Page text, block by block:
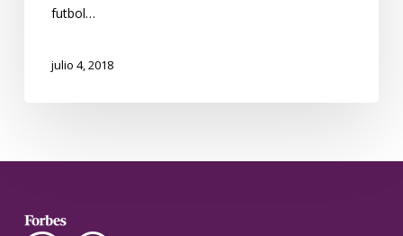
futbol…
julio 4, 2018